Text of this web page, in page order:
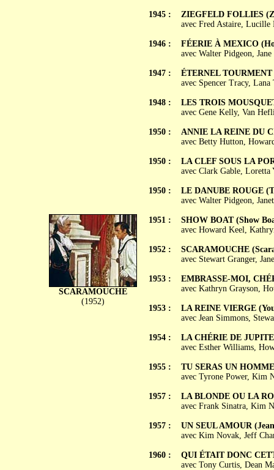
SCARAMOUCHE
(1952)
1945 :
1946 :
1947 :
1948 :
1950 :
1950 :
1950 :
1951 :
1952 :
1953 :
1953 :
1954 :
1955 :
1957 :
1957 :
1960 :
ZIEGFELD FOLLIES
avec Fred Astaire,
FÉERIE À MEXICO
avec Walter Pidgeon,
ÉTERNEL TOURMENT
avec Spencer Tracy,
LES TROIS
avec Gene Kelly, Van
ANNIE LA REINE DU
avec Betty Hutton,
LA CLEF SOUS LA
avec Clark Gable,
LE DANUBE ROUGE
avec Walter Pidgeon,
SHOW BOAT (Show
avec Howard Keel,
SCARAMOUCHE
avec Stewart Granger,
EMBRASSE-MOI,
avec Kathryn Grayson,
LA REINE VIERGE
avec Jean Simmons,
LA CHÉRIE DE
avec Esther Williams,
TU SERAS UN
avec Tyrone Power, Kim
LA BLONDE OU LA
avec Frank Sinatra, Kim
UN SEUL AMOUR
avec Kim Novak, Jeff
QUI ÉTAIT DONC
avec Tony Curtis, Dean